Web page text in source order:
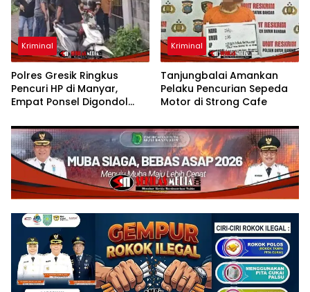
Kriminal
Polres Gresik Ringkus
Pencuri HP di Manyar,
Empat Ponsel Digondol
Kriminal
Tanjungbalai Amankan
Pelaku Pencurian Sepeda
Motor di Strong Cafe